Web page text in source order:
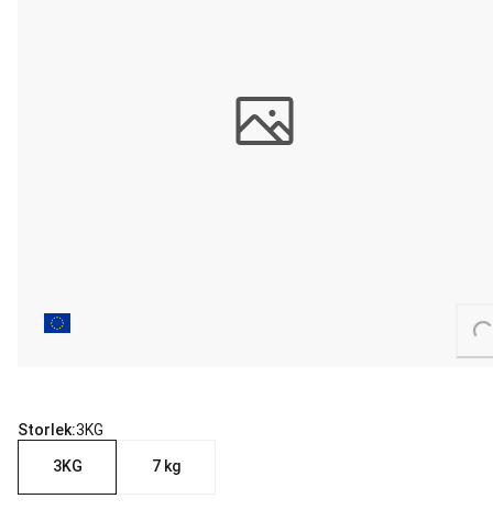
Loading...
Storlek:3KG
3KG 7 kg